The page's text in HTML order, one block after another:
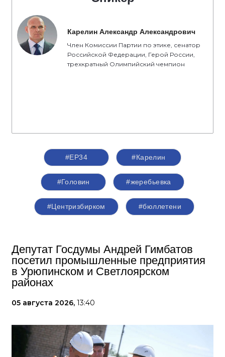
Карелин Александр Александрович
Член Комиссии Партии по этике, сенатор
Российской Федерации, Герой России,
трехкратный Олимпийский чемпион
#ЕР34 #Карелин
#Головин #жеребьевка
#Центризбирком #бюллетени
Депутат Госдумы Андрей Гимбатов
посетил промышленные предприятия
в Урюпинском и Светлоярском
районах
05 августа 2026, 13:40